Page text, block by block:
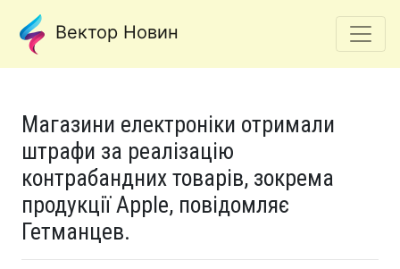
Вектор Новин
Магазини електроніки отримали
штрафи за реалізацію
контрабандних товарів, зокрема
продукції Apple, повідомляє
Гетманцев.